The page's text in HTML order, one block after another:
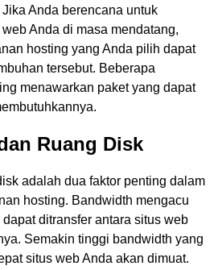
Anda berencana untuk
Anda di masa mendatang,
hosting yang Anda pilih dapat
tersebut. Beberapa
menawarkan paket yang dapat
Ruang Disk
adalah dua faktor penting dalam
hosting. Bandwidth mengacu
ditransfer antara situs web
Semakin tinggi bandwidth yang
situs web Anda akan dimuat.